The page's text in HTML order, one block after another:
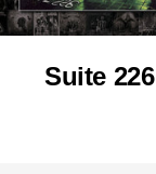
Suite 226